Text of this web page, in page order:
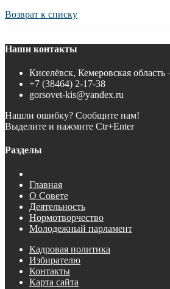
Возврат к списку
Наши контакты
Киселёвск, Кемеровская
+7 (38464) 2-17-38
gorsovet-kis@yandex.ru
Нашли ошибку? Сообщите нам!
Выделите и нажмите Ctr+Enter
Разделы
Главная
О Совете
Деятельность
Нормотворчество
Молодежный парламент
Кадровая политика
Избирателю
Контакты
Карта сайта